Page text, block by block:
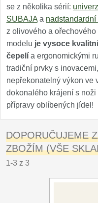
se z několika sérií:
SUBAJA a nadstandardní
z olivového a
modelu je vysoce
čepelí a ergonomickými
tradiční prvky s
nepřekonatelný výkon ve
dokonalého krájení s
přípravy oblíbených jídel!
DOPORUČUJEME
ZBOŽÍM (VŠE
1-3 z 3